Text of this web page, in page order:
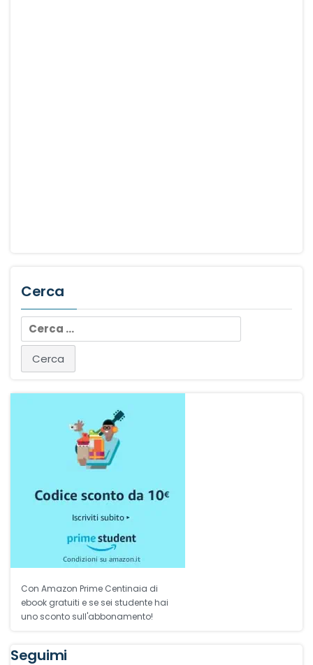
Cerca
Ricerca
per:
Con Amazon Prime Centinaia di
ebook gratuiti e se sei studente hai
uno sconto sull'abbonamento!
Seguimi